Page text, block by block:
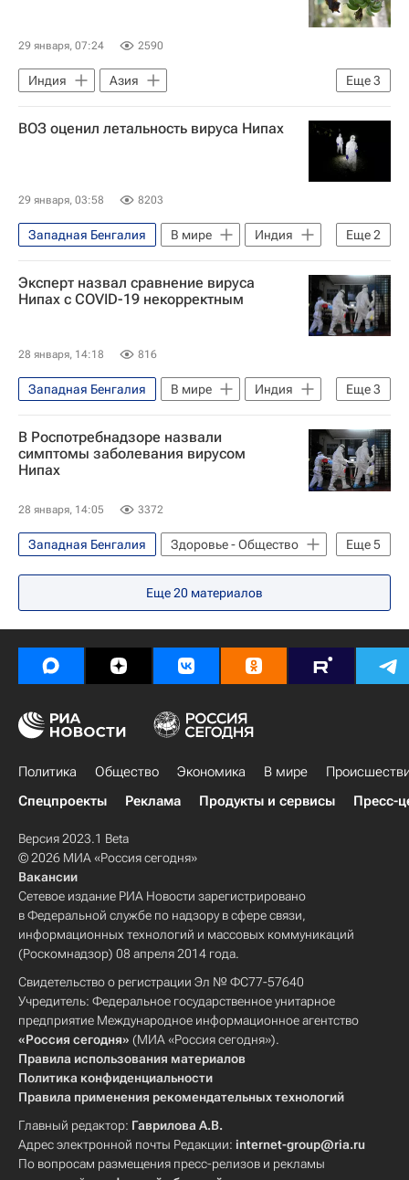
29 января, 07:24 2590
Еще3
Индия
Азия
Юго-Восточная Азия
Миланский университет
ВОЗ
ВОЗ оценил летальность вируса Нипах
29 января, 03:58 8203
Еще2
Западная Бенгалия В мире
Индия
Женева (город)
ВОЗ
Эксперт назвал сравнение вируса
Нипах с COVID-19 некорректным
28 января, 14:18 816
Еще3
Западная Бенгалия В мире
Индия
Виктор Малеев
Российская академия наук
В Роспотребнадзоре назвали
симптомы заболевания вирусом
Нипах
28 января, 14:05 3372
Еще5
Западная Бенгалия
Здоровье - Общество
Индия
Виктор Малеев
Российская академия наук
Еще20 материалов
Политика Общество Экономика В мире
Спецпроекты
Реклама Продукты и сервисы Пресс-
Версия 2023.1 Beta
© 2026 МИА «Россия сегодня»
Вакансии
Сетевое издание РИА Новости зарегистрировано
в Федеральной службе по надзору в сфере связи,
информационных технологий и массовых коммуникаций
(Роскомнадзор) 08 апреля 2014 года.
Свидетельство о регистрации Эл № ФС77-57640
Учредитель: Федеральное государственное унитарное
предприятие Международное информационное агентство
«Россия сегодня» (МИА «Россия сегодня»).
Правила использования материалов
Политика конфиденциальности
Правила применения рекомендательных технологий
Главный редактор: Гаврилова А.В.
Адрес электронной почты Редакции: internet-group@ria.ru
По вопросам размещения пресс-релизов и рекламы